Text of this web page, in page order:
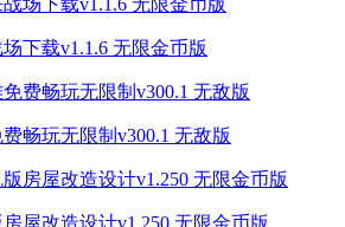
下载v1.1.6 无限金币版
畅玩无限制v300.1 无敌版
屋改造设计v1.250 无限金币版